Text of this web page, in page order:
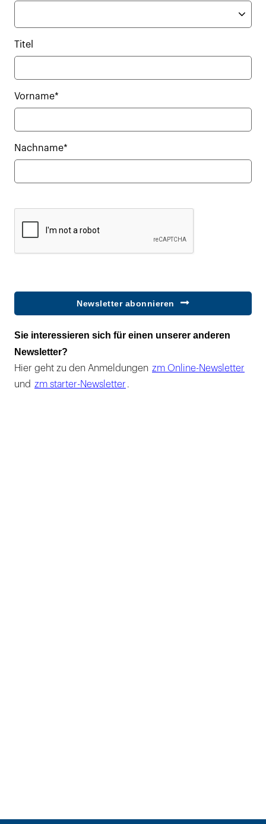
Titel
Vorname*
Nachname*
Newsletter abonnieren
Sie interessieren sich für einen unserer anderen
Newsletter?
Hier geht zu den Anmeldungen zm Online-Newsletter
und zm starter-Newsletter .